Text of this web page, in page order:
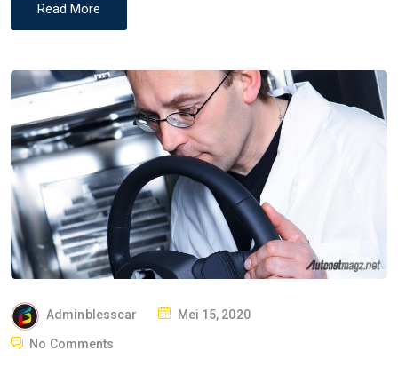
Read More
Adminblesscar
PMei 15, 2020
No Comments